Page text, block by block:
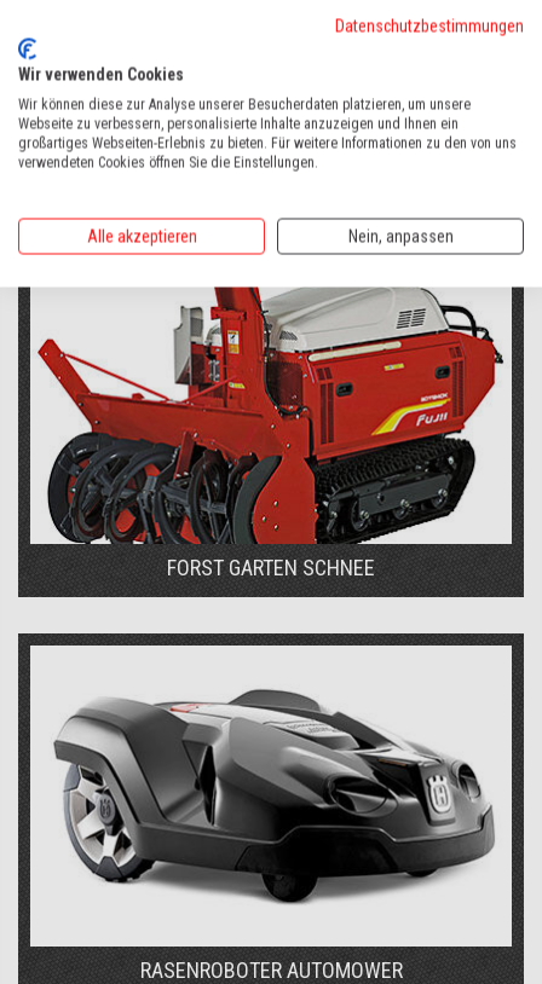
ANHÄNGER
FORST GARTEN SCHNEE
RASENROBOTER AUTOMOWER
Datenschutzbestimmungen
Wir verwenden Cookies
Wir können diese zur Analyse unserer Besucherdaten platzieren, um unsere
Webseite zu verbessern, personalisierte Inhalte anzuzeigen und Ihnen ein
großartiges Webseiten-Erlebnis zu bieten. Für weitere Informationen zu den von uns
verwendeten Cookies öffnen Sie die Einstellungen.
Alle akzeptieren Nein, anpassen